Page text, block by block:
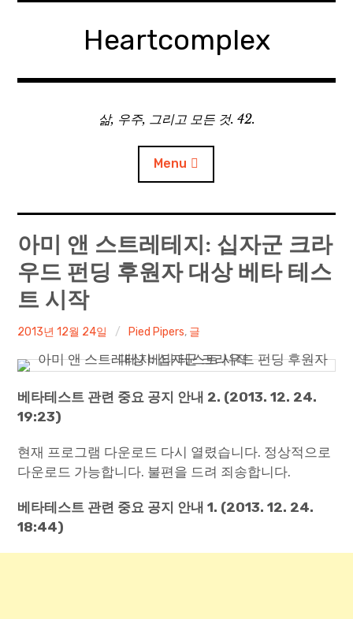
Heartcomplex
삶, 우주, 그리고 모든 것. 42.
Menu
홈
Private Military Manager: Tactical Auto Battler
Plebby Quest: The Crusades
Homemade Studio
Blender Training
English
아미 앤 스트레테지: 십자군 크라
우드 펀딩 후원자 대상 베타 테스
트 시작
irene
2013년 12월 24일 Pied Pipers, 글
베타테스트 관련 중요 공지 안내 2. (2013. 12. 24.
19:23)
현재 프로그램 다운로드 다시 열렸습니다. 정상적으로
다운로드 가능합니다. 불편을 드려 죄송합니다.
베타테스트 관련 중요 공지 안내 1. (2013. 12. 24.
18:44)